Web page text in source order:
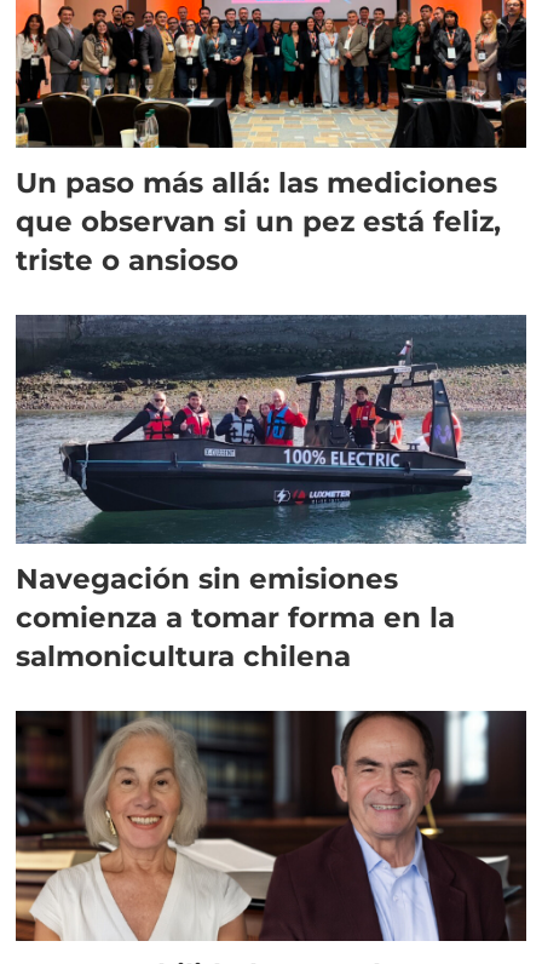
Un paso más allá: las mediciones
que observan si un pez está feliz,
triste o ansioso
Navegación sin emisiones
comienza a tomar forma en la
salmonicultura chilena